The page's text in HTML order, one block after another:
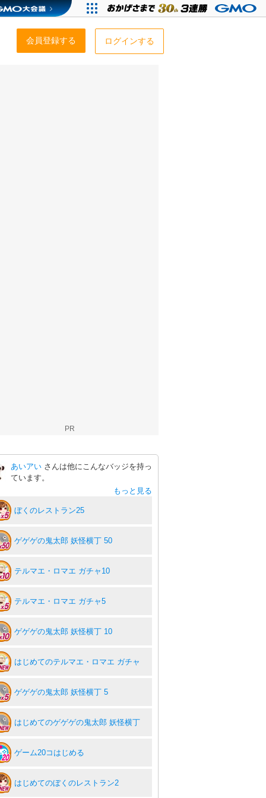
会員登録する ログインする
PR
あいアい さんは他にこんなバッジを持っ
ています。
もっと見る
ぼくのレストラン25
ゲゲゲの鬼太郎 妖怪横丁 50
テルマエ・ロマエ ガチャ10
テルマエ・ロマエ ガチャ5
ゲゲゲの鬼太郎 妖怪横丁 10
はじめてのテルマエ・ロマエ ガチャ
ゲゲゲの鬼太郎 妖怪横丁 5
はじめてのゲゲゲの鬼太郎 妖怪横丁
ゲーム20コはじめる
はじめてのぼくのレストラン2